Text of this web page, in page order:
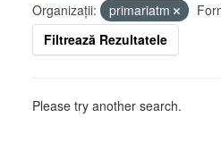
Organizații:
primariatm
Filtrează Rezultatele
Please try another search.